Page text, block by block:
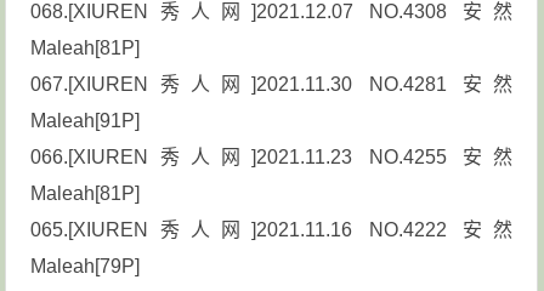
068.[XIUREN秀人网]2021.12.07 NO.4308 安然
Maleah[81P]
067.[XIUREN秀人网]2021.11.30 NO.4281 安然
Maleah[91P]
066.[XIUREN秀人网]2021.11.23 NO.4255 安然
Maleah[81P]
065.[XIUREN秀人网]2021.11.16 NO.4222 安然
Maleah[79P]